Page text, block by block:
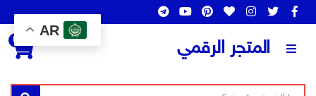
المتجر الرقمي 0
AR